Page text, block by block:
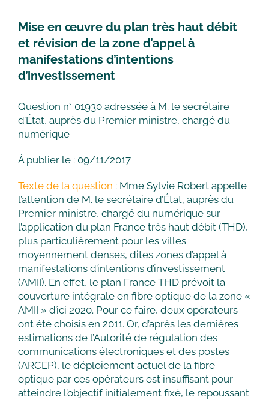
Mise en œuvre du plan très haut débit
et révision de la zone d’appel à
manifestations d’intentions
d’investissement
Question n° 01930 adressée à M. le secrétaire
d’État, auprès du Premier ministre, chargé du
numérique
À publier le : 09/11/2017
Texte de la question : Mme Sylvie Robert appelle
l’attention de M. le secrétaire d’État, auprès du
Premier ministre, chargé du numérique sur
l’application du plan France très haut débit (THD),
plus particulièrement pour les villes
moyennement denses, dites zones d’appel à
manifestations d’intentions d’investissement
(AMII). En effet, le plan France THD prévoit la
couverture intégrale en fibre optique de la zone «
AMII » d’ici 2020. Pour ce faire, deux opérateurs
ont été choisis en 2011. Or, d’après les dernières
estimations de l’Autorité de régulation des
communications électroniques et des postes
(ARCEP), le déploiement actuel de la fibre
optique par ces opérateurs est insuffisant pour
atteindre l’objectif initialement fixé, le repoussant